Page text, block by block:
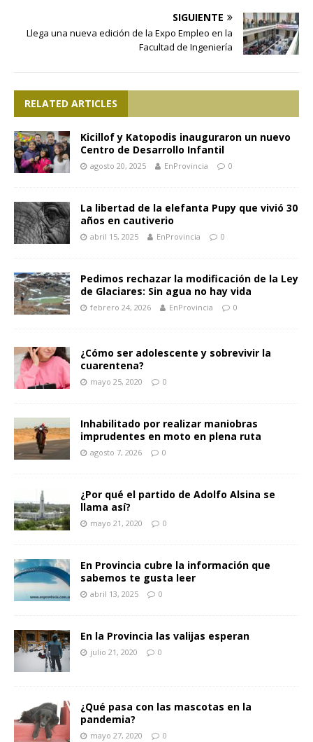
SIGUIENTE
Llega una nueva edición de la Expo Empleo en la
Facultad de Ingeniería
RELATED ARTICLES
Kicillof y Katopodis inauguraron un nuevo
Centro de Desarrollo Infantil
agosto 20, 2025 EnProvincia 0
La libertad de la elefanta Pupy que vivió 30
años en cautiverio
abril 15, 2025 EnProvincia 0
Pedimos rechazar la modificación de la Ley
de Glaciares: Sin agua no hay vida
febrero 24, 2026 EnProvincia 0
¿Cómo ser adolescente y sobrevivir la
cuarentena?
mayo 25, 2020 0
Inhabilitado por realizar maniobras
imprudentes en moto en plena ruta
agosto 7, 2026 0
¿Por qué el partido de Adolfo Alsina se
llama así?
mayo 21, 2020 0
En Provincia cubre la información que
sabemos te gusta leer
abril 13, 2025 0
En la Provincia las valijas esperan
julio 21, 2020 0
¿Qué pasa con las mascotas en la
pandemia?
mayo 27, 2020 0